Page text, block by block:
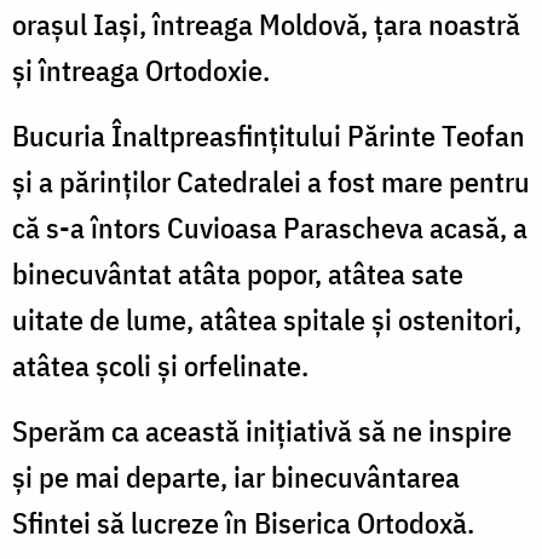
orașul Iași, întreaga Moldovă, țara noastră
și întreaga Ortodoxie.
Bucuria Înaltpreasfințitului Părinte Teofan
și a părinților Catedralei a fost mare pentru
că s-a întors Cuvioasa Parascheva acasă, a
binecuvântat atâta popor, atâtea sate
uitate de lume, atâtea spitale și ostenitori,
atâtea școli și orfelinate.
Sperăm ca această inițiativă să ne inspire
și pe mai departe, iar binecuvântarea
Sfintei să lucreze în Biserica Ortodoxă.